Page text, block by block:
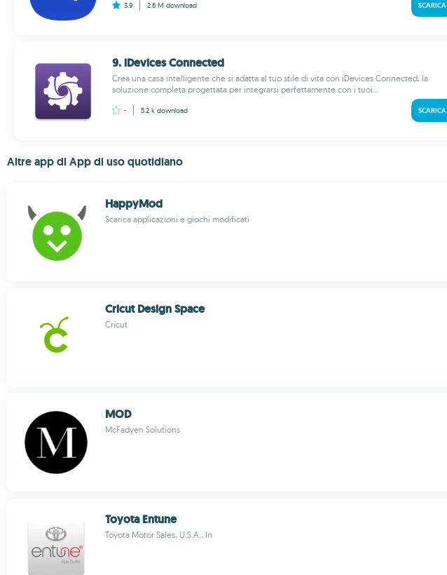
3.9 2.6 M download SCARICA
9. iDevices Connected
Crea una casa intelligente che si adatta al tuo stile di vita con iDevices Connected, la
soluzione completa progettata per integrarsi perfettamente con i tuoi...
- 5.2 k download SCARICA
Altre app di App di uso quotidiano
HappyMod
Scarica applicazioni e giochi modificati
Cricut Design Space
Cricut
MOD
McFadyen Solutions
Toyota Entune
Toyota Motor Sales, U.S.A., In